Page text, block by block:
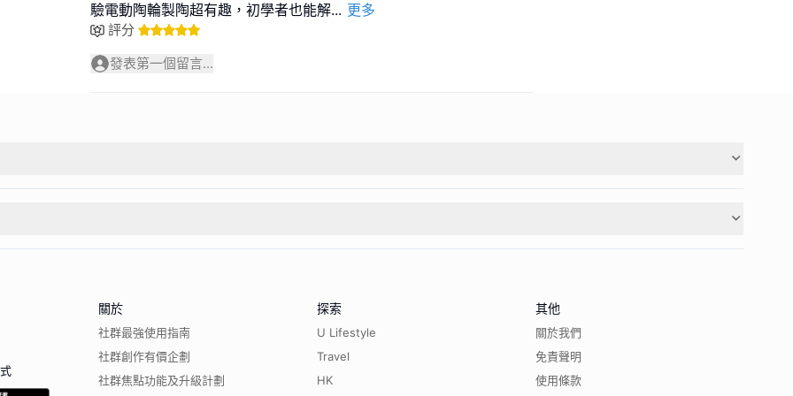
驗電動陶輪製陶超有趣，初學者也能解... 更多
評分
發表第一個留言...
關於
社群最強使用指南
社群創作有價企劃
社群焦點功能及升級計劃
探索
U Lifestyle
Travel
HK
其他
關於我們
免責聲明
使用條款